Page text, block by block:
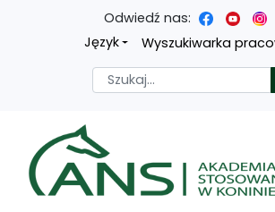
Przejdź
treści
głównej
Przejdź
menu
nawigacyjnego
Przejdź
wyszukiwarki
Przejdź
mapy
strony
Odwiedź nas:
Język
Wyszukiwarka
Szukaj
Akademia